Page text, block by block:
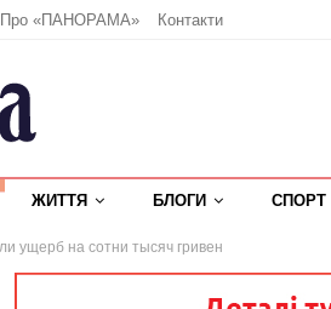
Про «ПАНОРАМА» Контакти
ЖИТТЯ БЛОГИ СПОРТ
ущерб на сотни тысяч гривен